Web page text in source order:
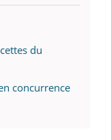
du
concurrence